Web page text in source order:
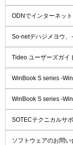
ODNでインターネッ
So-netデハジメヨウ、
Tideo ユーザーズガイ
WinBook S series -
WinBook S series -
SOTECテクニカルサ
ソフトウェアのお問